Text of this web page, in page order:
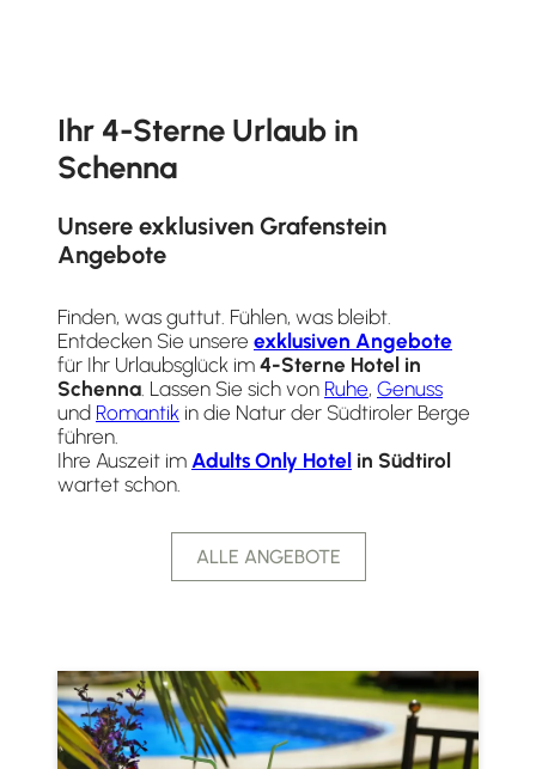
Ihr 4-Sterne Urlaub in
Schenna
Unsere exklusiven Grafenstein
Angebote
Finden, was guttut. Fühlen, was bleibt.
Entdecken Sie unsere exklusiven Angebote
für Ihr Urlaubsglück im 4-Sterne Hotel in
Schenna . Lassen Sie sich von Ruhe, Genuss
und Romantik in die Natur der Südtiroler Berge
führen.
Ihre Auszeit im Adults Only Hotel in Südtirol
wartet schon.
ALLE ANGEBOTE